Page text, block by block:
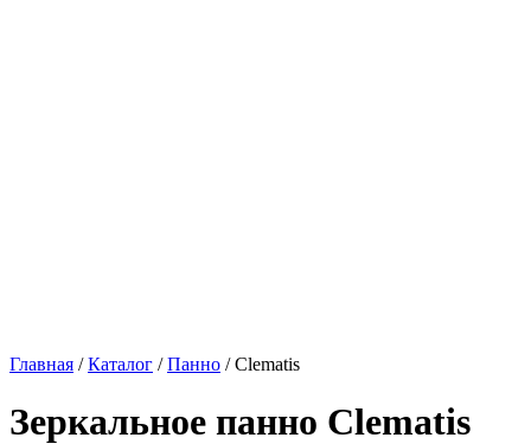
Главная /Каталог /Панно /Clematis
Зеркальное панно Clematis